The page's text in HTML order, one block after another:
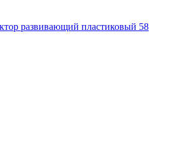
развивающий пластиковый 58